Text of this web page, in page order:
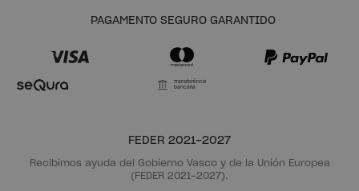
PAGAMENTO SEGURO GARANTIDO
Transferência
bancária
FEDER 2021-2027
Recibimos ayuda del Gobierno Vasco y de la Unión Europea
(FEDER 2021-2027).